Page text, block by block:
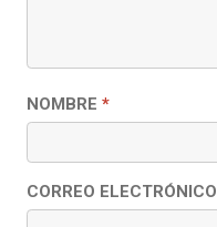
NOMBRE *
CORREO ELECTRÓNICO